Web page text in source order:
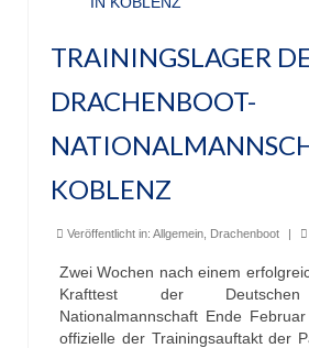
TRAININGSLAGER
DRACHENBOOT-
KOBLENZ
Veröffentlicht in: Allgemein Drachenboot |
Zwei Wochen nach einem
Krafttest der Deutschen
Nationalmannschaft Ende
offizielle der Trainingsauftakt der